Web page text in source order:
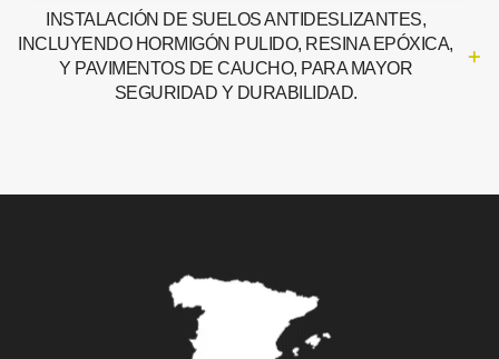
INSTALACIÓN DE SUELOS ANTIDESLIZANTES,
INCLUYENDO HORMIGÓN PULIDO, RESINA EPÓXICA,
Y PAVIMENTOS DE CAUCHO, PARA MAYOR
SEGURIDAD Y DURABILIDAD.